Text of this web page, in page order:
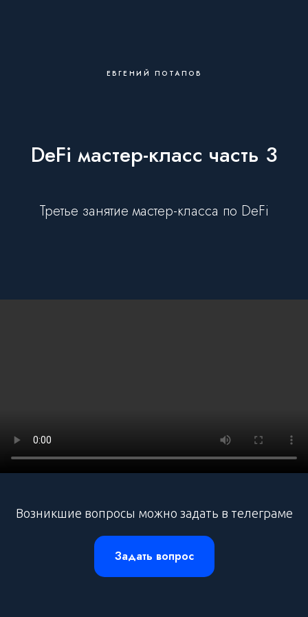
ЕВГЕНИЙ ПОТАПОВ
DeFi мастер-класс часть 3
Третье занятие мастер-класса по DeFi
Возникшие вопросы можно задать в телеграме
Задать вопрос